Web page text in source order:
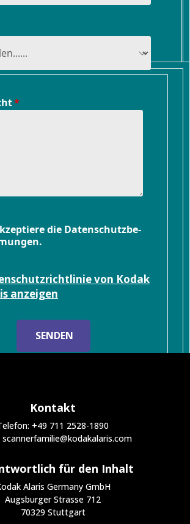
die Da­ten­schutz­be­
von Kodak
anzeigen
SENDEN
Kontakt
+49 711 2528-1890
scannerfamilie@kodakalaris.com
für den Inhalt
Alaris Germany GmbH
Augsburger Strasse 712
70329 Stuttgart